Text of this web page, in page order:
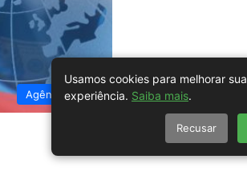
Agência Brasil
Usamos cookies para melhorar sua
experiência. Saiba mais.
Recusar